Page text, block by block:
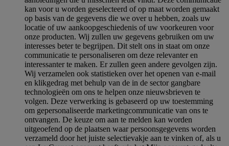
kan voor u worden geselecteerd of op maat worden gemaakt
op basis van de gegevens die we over u hebben, zoals uw
locatie of uw aankoopgeschiedenis of uw voorkeuren voor
onze producten. Wij zullen uw gegevens gebruiken om uw
interesses beter te begrijpen. Dit stelt ons in staat om onze
communicatie te personaliseren om deze relevanter en
interessanter te maken. Er zullen geen andere gevolgen zijn.
Wij verzamelen ook statistieken over het openen van e-mail
en klikgedrag met behulp van de in de sector gangbare
technologieën om ons te helpen onze nieuwsbrieven te
volgen. Deze verwerking is gebaseerd op uw toestemming
om gepersonaliseerde marketingcommunicatie van ons te
ontvangen. De keuze om aan te melden kan worden
uitgeoefend op de plaatsen waar persoonsgegevens worden
verzameld door het juiste selectievakje aan te vinken of, als u